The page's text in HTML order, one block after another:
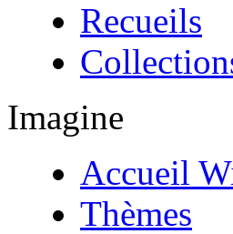
Recueils
Imagine
Accueil
Thèmes